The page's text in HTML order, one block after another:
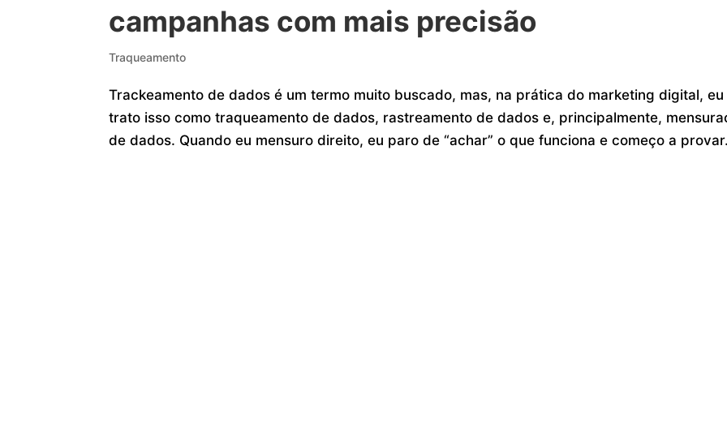
campanhas com mais precisão
Traqueamento
Trackeamento de dados é um termo muito buscado, mas, na prática do marketing digital, eu
trato isso como traqueamento de dados, rastreamento de dados e, principalmente,
de dados. Quando eu mensuro direito, eu paro de “achar” o que funciona e começo a